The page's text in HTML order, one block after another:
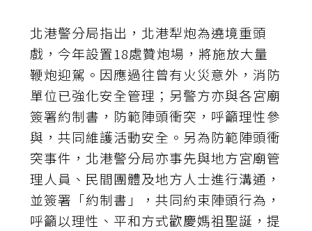
北港警分局指出，北港犁炮為遶境重頭
戲，今年設置18處贊炮場，將施放大量
鞭炮迎駕。因應過往曾有火災意外，消防
單位已強化安全管理；另警方亦與各宮廟
簽署約制書，防範陣頭衝突，呼籲理性參
與，共同維護活動安全。另為防範陣頭衝
突事件，北港警分局亦事先與地方宮廟管
理人員、民間團體及地方人士進行溝通，
並簽署「約制書」，共同約束陣頭行為，
呼籲以理性、平和方式歡慶媽祖聖誕，提